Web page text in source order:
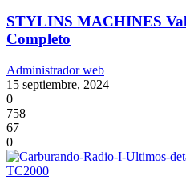
STYLINS MACHINES
Completo
Administrador web
15 septiembre, 2024
0
758
67
0